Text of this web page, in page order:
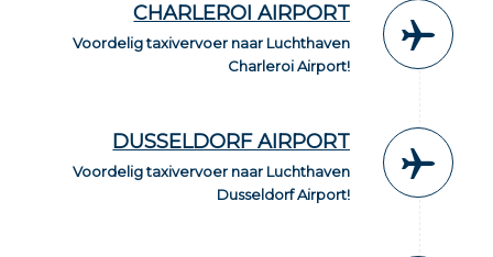
CHARLEROI AIRPORT
Voordelig taxivervoer naar Luchthaven
Charleroi Airport!
DUSSELDORF AIRPORT
Voordelig taxivervoer naar Luchthaven
Dusseldorf Airport!